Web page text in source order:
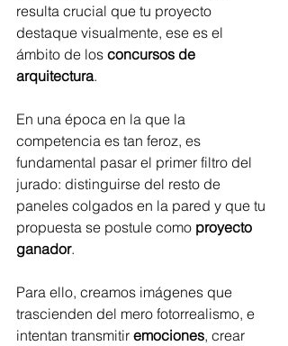
resulta crucial que tu proyecto
destaque visualmente, ese es el
ámbito de los concursos de
arquitectura.
En una época en la que la
competencia es tan feroz, es
fundamental pasar el primer filtro del
jurado: distinguirse del resto de
paneles colgados en la pared y que tu
propuesta se postule como proyecto
ganador.
Para ello, creamos imágenes que
trascienden del mero fotorrealismo, e
intentan transmitir emociones, crear